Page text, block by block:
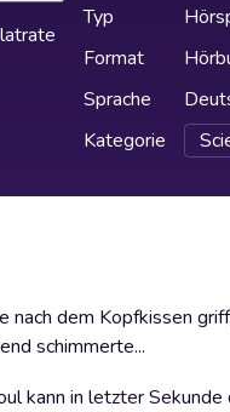
Typ
Format
Sprache
Kategorie
dem Kopfkissen
schimmerte...
kann in letzter